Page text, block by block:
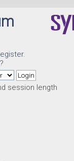
.
?
session length